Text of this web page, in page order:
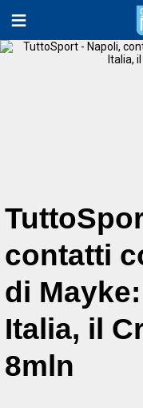
contatti
di
Italia, il
8mln